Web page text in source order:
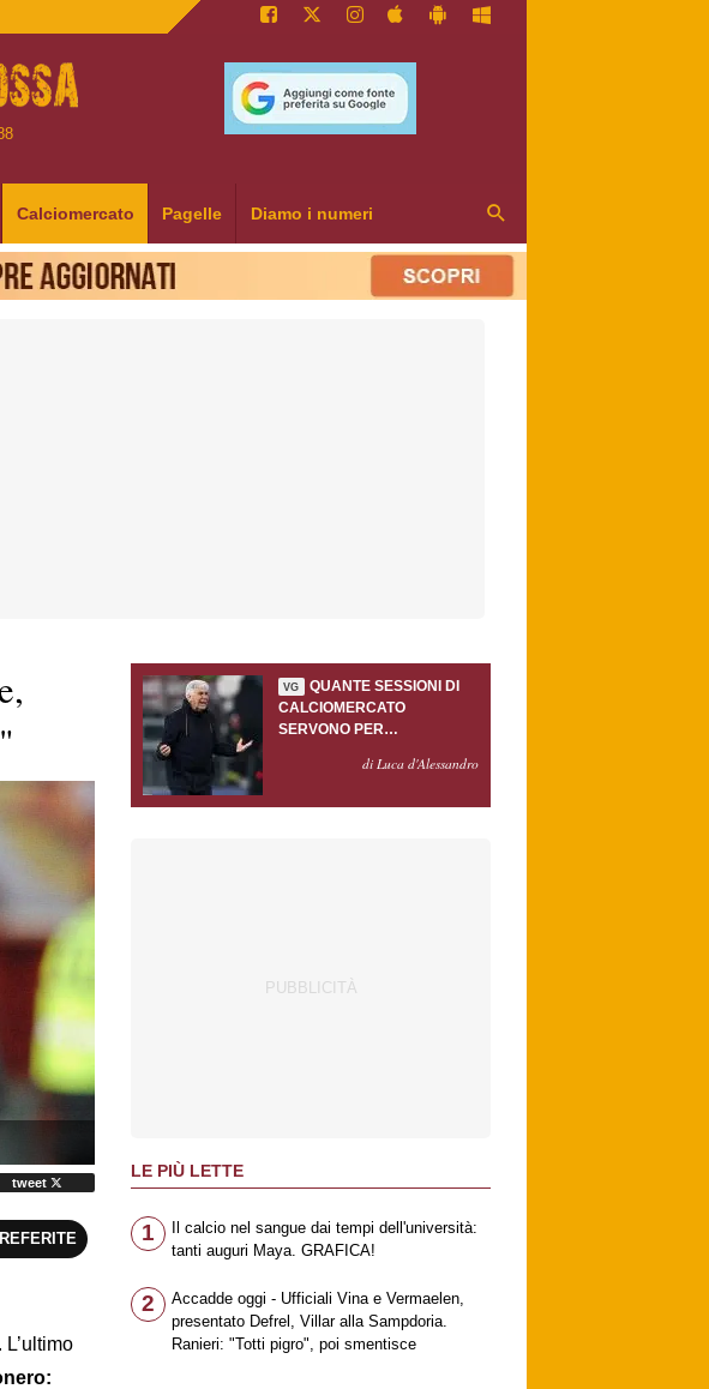
Calciomercato Pagelle Diamo i numeri
tweet
VG
QUANTE SESSIONI DI
CALCIOMERCATO
SERVONO PER
GASPERINI?di Luca d'Alessandro
LE PIÙ LETTE
1
Il calcio nel sangue dai tempi dell'università:
tanti auguri Maya. GRAFICA!
2
Accadde oggi - Ufficiali Vina e Vermaelen,
presentato Defrel, Villar alla Sampdoria.
Ranieri: "Totti pigro", poi smentisce